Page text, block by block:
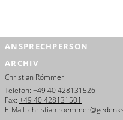
Français
ANSPRECHPERSON
ARCHIV
Christian Römmer
Telefon: +49 40 428131526
Fax: +49 40 428131501
E-Mail: